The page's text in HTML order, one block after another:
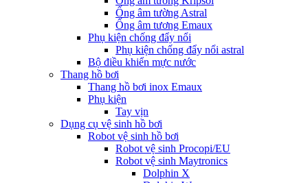
Ống âm tường Astral
Ống âm tương Emaux
Phụ kiện chống đẩy nổi
Phụ kiện chống đẩy nổi astral
Bộ điều khiển mực nước
Thang hồ bơi
Thang hồ bơi inox Emaux
Phụ kiện
Tay vịn
Dụng cụ vệ sinh hồ bơi
Robot vệ sinh hồ bơi
Robot vệ sinh Procopi/EU
Robot vệ sinh Maytronics
Dolphin X